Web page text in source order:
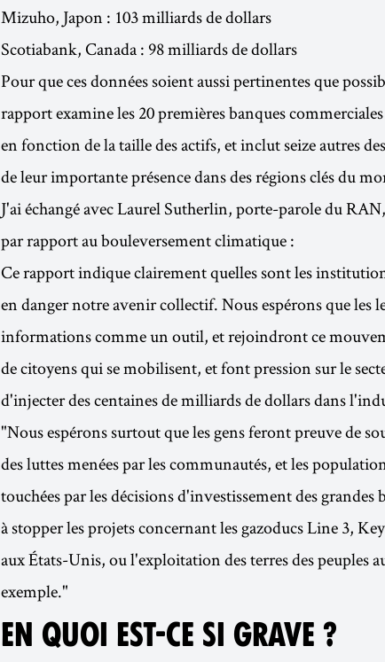
Mizuho, Japon : 103 milliards de dollars
Scotiabank, Canada : 98 milliards de dollars
Pour que ces données soient aussi pertinentes que
rapport examine les 20 premières banques
en fonction de la taille des actifs, et inclut seize autres
de leur importante présence dans des régions clés du
J'ai échangé avec Laurel Sutherlin, porte-parole du
par rapport au bouleversement climatique :
Ce rapport indique clairement quelles sont les
en danger notre avenir collectif. Nous espérons que les
informations comme un outil, et rejoindront ce
de citoyens qui se mobilisent, et font pression sur le
d'injecter des centaines de milliards de dollars dans
"Nous espérons surtout que les gens feront preuve de
des luttes menées par les communautés, et les
touchées par les décisions d'investissement des grandes
à stopper les projets concernant les gazoducs Line 3,
aux États-Unis, ou l'exploitation des terres des peuples
exemple."
EN QUOI EST-CE SI GRAVE ?